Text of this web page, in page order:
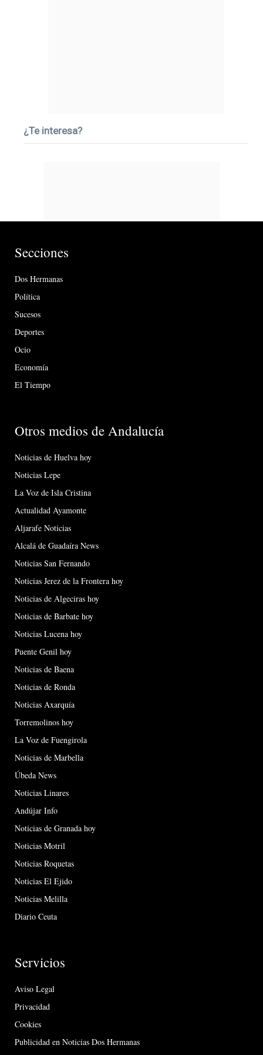
¿Te interesa?
Secciones
Dos Hermanas
Política
Sucesos
Deportes
Ocio
Economía
El Tiempo
Otros medios de Andalucía
Noticias de Huelva hoy
Noticias Lepe
La Voz de Isla Cristina
Actualidad Ayamonte
Aljarafe Noticias
Alcalá de Guadaíra News
Noticias San Fernando
Noticias Jerez de la Frontera hoy
Noticias de Algeciras hoy
Noticias de Barbate hoy
Noticias Lucena hoy
Puente Genil hoy
Noticias de Baena
Noticias de Ronda
Noticias Axarquía
Torremolinos hoy
La Voz de Fuengirola
Noticias de Marbella
Úbeda News
Noticias Linares
Andújar Info
Noticias de Granada hoy
Noticias Motril
Noticias Roquetas
Noticias El Ejido
Noticias Melilla
Diario Ceuta
Servicios
Aviso Legal
Privacidad
Cookies
Publicidad en Noticias Dos Hermanas